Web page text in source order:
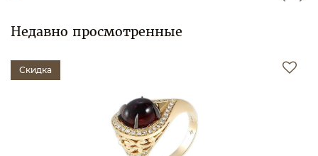
Недавно просмотренные
Скидка